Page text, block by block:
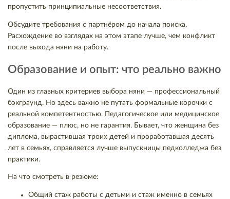
пропустить принципиальные несоответствия.
Обсудите требования с партнёром до начала поиска.
Расхождение во взглядах на этом этапе лучше, чем конфликт
после выхода няни на работу.
Образование и опыт: что реально важно
Один из главных критериев выбора няни — профессиональный
бэкграунд. Но здесь важно не путать формальные корочки с
реальной компетентностью. Педагогическое или медицинское
образование — плюс, но не гарантия. Бывает, что женщина без
диплома, вырастившая троих детей и проработавшая десять
лет в семьях, справляется лучше выпускницы педколледжа без
практики.
На что смотреть в резюме:
Общий стаж работы с детьми и стаж именно в семьях